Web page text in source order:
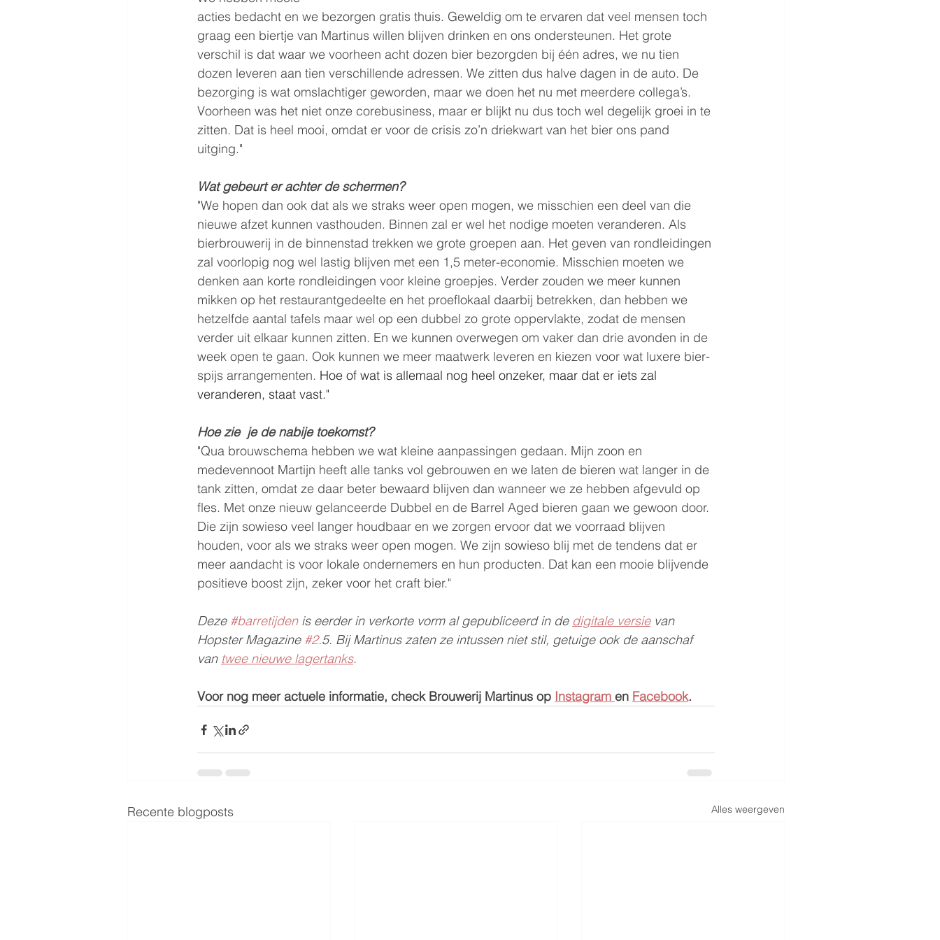
acties bedacht en we bezorgen gratis thuis. Geweldig om te ervaren dat veel mensen toch
graag een biertje van Martinus willen blijven drinken en ons ondersteunen. Het grote
verschil is dat waar we voorheen acht dozen bier bezorgden bij één adres, we nu tien
dozen leveren aan tien verschillende adressen. We zitten dus halve dagen in de auto. De
bezorging is wat omslachtiger geworden, maar we doen het nu met meerdere collega’s.
Voorheen was het niet onze corebusiness, maar er blijkt nu dus toch wel degelijk groei in te
zitten. Dat is heel mooi, omdat er voor de crisis zo’n driekwart van het bier ons pand
uitging."
Wat gebeurt er achter de schermen?
"We hopen dan ook dat als we straks weer open mogen, we misschien een deel van die
nieuwe afzet kunnen vasthouden. Binnen zal er wel het nodige moeten veranderen. Als
bierbrouwerij in de binnenstad trekken we grote groepen aan. Het geven van rondleidingen
zal voorlopig nog wel lastig blijven met een 1,5 meter-economie. Misschien moeten we
denken aan korte rondleidingen voor kleine groepjes. Verder zouden we meer kunnen
mikken op het restaurantgedeelte en het proeflokaal daarbij betrekken, dan hebben we
hetzelfde aantal tafels maar wel op een dubbel zo grote oppervlakte, zodat de mensen
verder uit elkaar kunnen zitten. En we kunnen overwegen om vaker dan drie avonden in de
week open te gaan. Ook kunnen we meer maatwerk leveren en kiezen voor wat luxere bier-
spijs arrangementen. Hoe of wat is allemaal nog heel onzeker, maar dat er iets zal
veranderen, staat vast."
Hoe zie  je de nabije toekomst?
"Qua brouwschema hebben we wat kleine aanpassingen gedaan. Mijn zoon en
medevennoot Martijn heeft alle tanks vol gebrouwen en we laten de bieren wat langer in de
tank zitten, omdat ze daar beter bewaard blijven dan wanneer we ze hebben afgevuld op
fles. Met onze nieuw gelanceerde Dubbel en de Barrel Aged bieren gaan we gewoon door.
Die zijn sowieso veel langer houdbaar en we zorgen ervoor dat we voorraad blijven
houden, voor als we straks weer open mogen. We zijn sowieso blij met de tendens dat er
meer aandacht is voor lokale ondernemers en hun producten. Dat kan een mooie blijvende
positieve boost zijn, zeker voor het craft bier."
Deze #barretijden is eerder in verkorte vorm al gepubliceerd in de digitale versie van
Hopster Magazine #2.5. Bij Martinus zaten ze intussen niet stil, getuige ook de aanschaf
van twee nieuwe lagertanks.
Voor nog meer actuele informatie, check Brouwerij Martinus op Instagram en Facebook.
Recente blogposts Alles weergeven